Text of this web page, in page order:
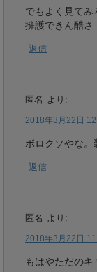
でもよく見てみ
擁護できん酷さ
返信
匿名 より:
2018年3月22日
ボロクソやな
返信
匿名 より:
2018年3月22日
もはやただの